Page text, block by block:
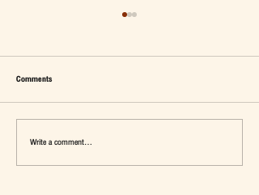
เมื่อ Self-concept ถูกเติมเต็ม Fashion อาจ
จะไม่ใช่คำตอบ
Comments
Write a comment...